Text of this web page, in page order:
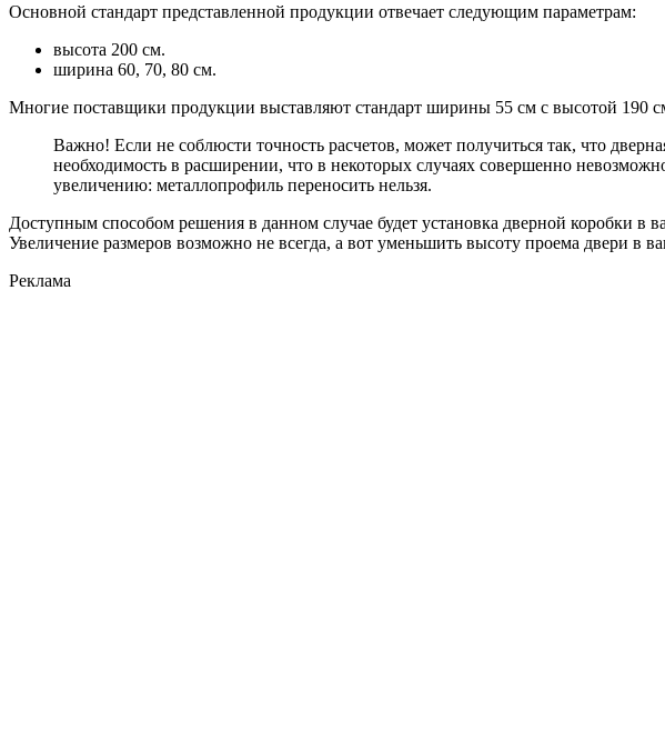
Основной стандарт представленной продукции отвечает следующим параметрам:
высота 200 см.
ширина 60, 70, 80 см.
Многие поставщики продукции выставляют стандарт ширины 55 см с высотой 190
Важно! Если не соблюсти точность расчетов, может получиться так, что
необходимость в расширении, что в некоторых случаях совершенно
увеличению: металлопрофиль переносить нельзя.
Доступным способом решения в данном случае будет установка дверной коробки
Увеличение размеров возможно не всегда, а вот уменьшить высоту проема двери
Реклама